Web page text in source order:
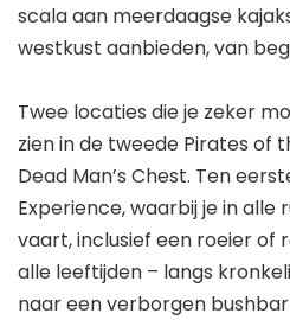
scala aan meerdaagse
westkust aanbieden, van
Twee locaties die je zeker
zien in de tweede Pirates of
Dead Man’s Chest. Ten
Experience, waarbij je in alle
vaart, inclusief een roeier of
alle leeftijden – langs
naar een verborgen